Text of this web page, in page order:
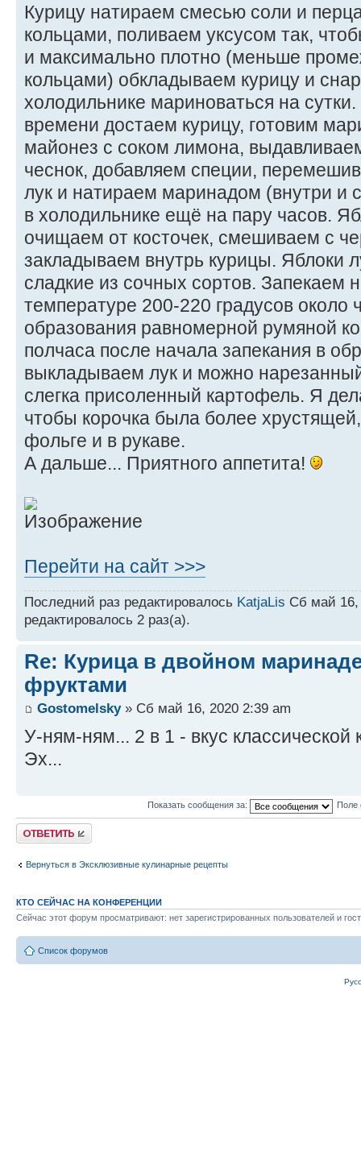
Курицу натираем смесью соли и
кольцами, поливаем уксусом так,
и максимально плотно (меньше
кольцами) обкладываем курицу и
холодильнике мариноваться на
времени достаем курицу, готовим
майонез с соком лимона,
чеснок, добавляем специи,
лук и натираем маринадом (внутри и
в холодильнике ещё на пару часов.
очищаем от косточек, смешиваем с
закладываем внутрь курицы. Яблоки
сладкие из сочных сортов. Запекаем
температуре 200-220 градусов около
образования равномерной румяной
полчаса после начала запекания в
выкладываем лук и можно
слегка присоленный картофель. Я
чтобы корочка была более
фольге и в рукаве.
А дальше... Приятного аппетита!
Перейти на сайт >>>
Последний раз редактировалось KatjaLis Сб май 16,
редактировалось 2 раз(а).
Re: Курица в двойном
фруктами
Gostomelsky» Сб май 16, 2020 2:39 am
У-ням-ням... 2 в 1 - вкус
Эх...
Показать сообщения за: Поле
Ответить
Вернуться в Эксклюзивные кулинарные рецепты
КТО СЕЙЧАС НА КОНФЕРЕНЦИИ
Сейчас этот форум просматривают: нет зарегистрированных пользователей и
Список форумов